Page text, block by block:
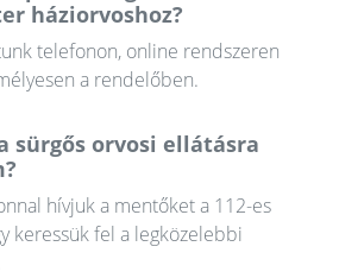
háziorvoshoz?
telefonon, online rendszeren
a rendelőben.
sürgős orvosi ellátásra
hívjuk a mentőket a 112-es
keressük fel a legközelebbi